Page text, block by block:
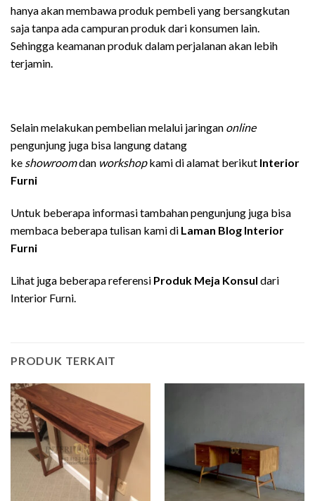
hanya akan membawa produk pembeli yang bersangkutan
saja tanpa ada campuran produk dari konsumen lain.
Sehingga keamanan produk dalam perjalanan akan lebih
terjamin.
Selain melakukan pembelian melalui jaringan online
pengunjung juga bisa langung datang
ke showroomdan workshopkami di alamat berikut Interior
Furni
Untuk beberapa informasi tambahan pengunjung juga bisa
membaca beberapa tulisan kami di Laman Blog Interior
Furni
Lihat juga beberapa referensi Produk Meja Konsul dari
Interior Furni.
PRODUK TERKAIT